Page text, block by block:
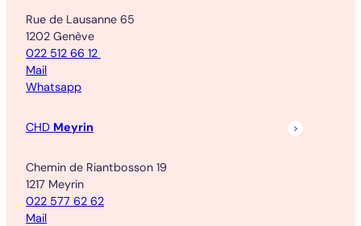
Rue de Lausanne 65
1202 Genève
022 512 66 12
Mail
Whatsapp
CHD Meyrin
Chemin de Riantbosson 19
1217 Meyrin
022 577 62 62
Mail